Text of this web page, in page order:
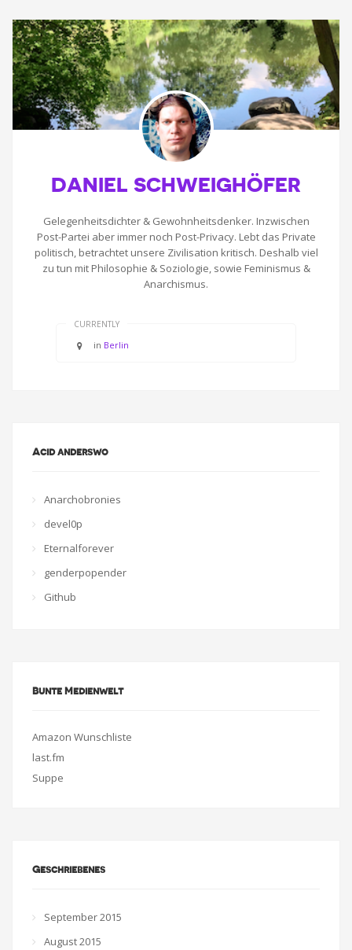
DANIEL SCHWEIGHÖFER
Gelegenheitsdichter & Gewohnheitsdenker. Inzwischen
Post-Partei aber immer noch Post-Privacy. Lebt das Private
politisch, betrachtet unsere Zivilisation kritisch. Deshalb viel
zu tun mit Philosophie & Soziologie, sowie Feminismus &
Anarchismus.
CURRENTLY
in Berlin
Acid anderswo
Anarchobronies
devel0p
Eternalforever
genderpopender
Github
Bunte Medienwelt
Amazon Wunschliste
last.fm
Suppe
Geschriebenes
September 2015
August 2015